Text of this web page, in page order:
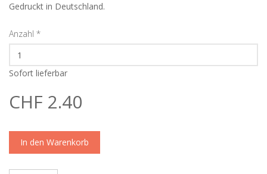
Gedruckt in Deutschland.
Anzahl *
Sofort lieferbar
CHF 2.40
In den Warenkorb